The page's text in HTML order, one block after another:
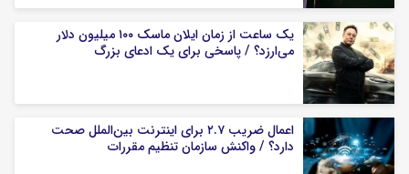
یک ساعت از زمان ایلان ماسک ۱۰۰ میلیون دلار
می‌ارزد؟ / پاسخی برای یک ادعای بزرگ
اعمال ضریب ۲.۷ برای اینترنت بین‌الملل صحت
دارد؟ / واکنش سازمان تنظیم مقررات